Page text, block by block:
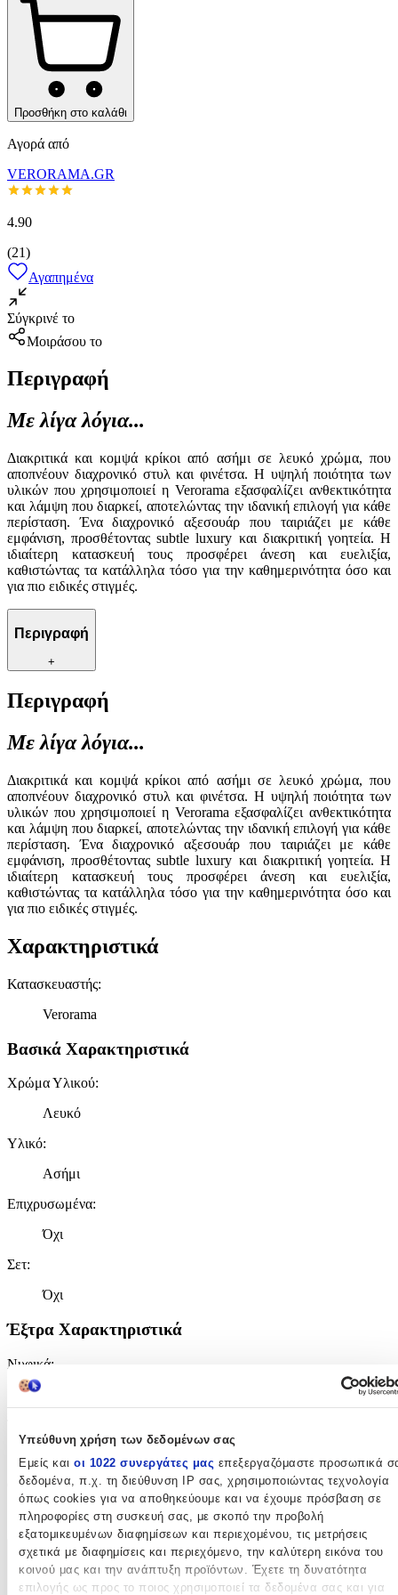
Υπεύθυνη χρήση των δεδομένων σας
Εμείς και οι 1022 συνεργάτες μας επεξεργαζόμαστε προσωπικά
δεδομένα, π.χ. τη διεύθυνση IP σας, χρησιμοποιώντας τεχνολογία
όπως cookies για να αποθηκεύουμε και να έχουμε πρόσβαση σε
πληροφορίες στη συσκευή σας, με σκοπό την προβολή
εξατομικευμένων διαφημίσεων και περιεχομένου, τις μετρήσεις
σχετικά με διαφημίσεις και περιεχόμενο, την καλύτερη εικόνα του
κοινού μας και την ανάπτυξη προϊόντων. Έχετε τη δυνατότητα
επιλογής ως προς το ποιος χρησιμοποιεί τα δεδομένα σας και για
Προσθήκη στο καλάθι
Αγορά από
VERORAMA.GR
4.90
(21)
Αγαπημένα
Σύγκρινέ το
Μοιράσου το
Περιγραφή
Με λίγα λόγια...
Διακριτικά και κομψά κρίκοι από ασήμι σε λευκό χρώμα, που
αποπνέουν διαχρονικό στυλ και φινέτσα. Η υψηλή ποιότητα των
υλικών που χρησιμοποιεί η Verorama εξασφαλίζει ανθεκτικότητα
και λάμψη που διαρκεί, αποτελώντας την ιδανική επιλογή για κάθε
περίσταση. Ένα διαχρονικό αξεσουάρ που ταιριάζει με κάθε
εμφάνιση, προσθέτοντας subtle luxury και διακριτική γοητεία. Η
ιδιαίτερη κατασκευή τους προσφέρει άνεση και ευελιξία,
καθιστώντας τα κατάλληλα τόσο για την καθημερινότητα όσο και
για πιο ειδικές στιγμές.
Περιγραφή
+
Περιγραφή
Με λίγα λόγια...
Διακριτικά και κομψά κρίκοι από ασήμι σε λευκό χρώμα, που
αποπνέουν διαχρονικό στυλ και φινέτσα. Η υψηλή ποιότητα των
υλικών που χρησιμοποιεί η Verorama εξασφαλίζει ανθεκτικότητα
και λάμψη που διαρκεί, αποτελώντας την ιδανική επιλογή για κάθε
περίσταση. Ένα διαχρονικό αξεσουάρ που ταιριάζει με κάθε
εμφάνιση, προσθέτοντας subtle luxury και διακριτική γοητεία. Η
ιδιαίτερη κατασκευή τους προσφέρει άνεση και ευελιξία,
καθιστώντας τα κατάλληλα τόσο για την καθημερινότητα όσο και
για πιο ειδικές στιγμές.
Χαρακτηριστικά
Κατασκευαστής:
Verorama
Βασικά Χαρακτηριστικά
Χρώμα Υλικού:
Λευκό
Υλικό:
Ασήμι
Επιχρυσωμένα:
Όχι
Σετ:
Όχι
Έξτρα Χαρακτηριστικά
Νυφικά:
Clip:
Όχι
Χαρακτηριστικά
+